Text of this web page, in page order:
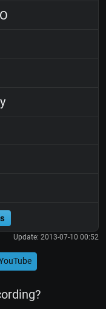
Update: 2013-07-10 00:52